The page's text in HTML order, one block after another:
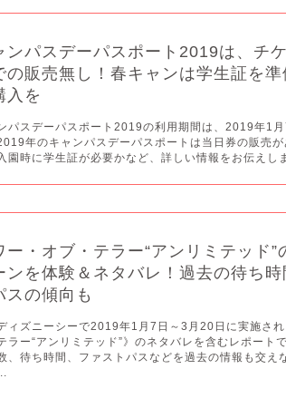
ンパスデーパスポート2019は、チ
の販売無し！春キャンは学生証を
入を
パスデーパスポート2019の利用期間は、2019年1
年のキャンパスデーパスポートは当日券の販売
園時に学生証が必要かなど、詳しい情報をお伝えし
ー・オブ・テラー“アンリミテッド”
ンを体験＆ネタバレ！過去の待ち時
スの傾向も
ィズニーシーで2019年1月7日～3月20日に実施さ
ラー“アンリミテッド”》のネタバレを含むレポート
、待ち時間、ファストパスなどを過去の情報も交え